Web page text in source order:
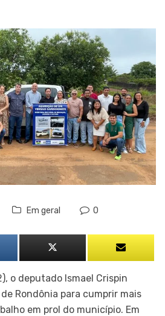
Em geral 0
o deputado Ismael Crispin
Rondônia para cumprir mais
em prol do município. Em